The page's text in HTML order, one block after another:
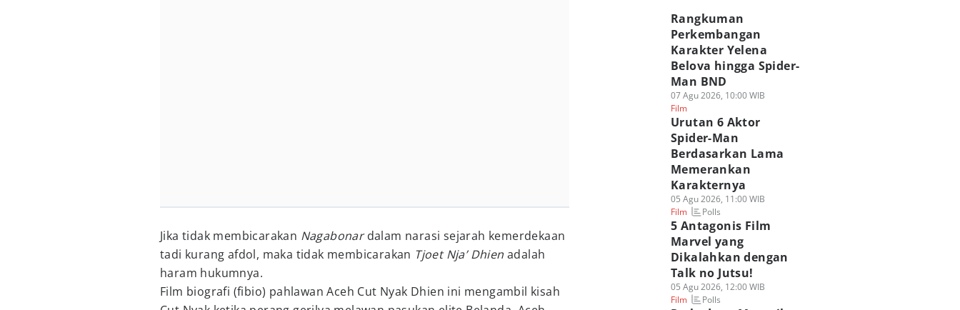
Jika tidak membicarakan Nagabonardalam narasi sejarah kemerdekaan
tadi kurang afdol, maka tidak membicarakan Tjoet Nja’ Dhien adalah
haram hukumnya.
Film biografi (fibio) pahlawan Aceh Cut Nyak Dhien ini mengambil kisah
Rangkuman
Perkembangan
Karakter Yelena
Belova hingga Spider-
Man BND
07 Agu 2026, 10:00 WIB
Film
Urutan 6 Aktor
Spider-Man
Berdasarkan Lama
Memerankan
Karakternya
05 Agu 2026, 11:00 WIB
Film
Polls
5 Antagonis Film
Marvel yang
Dikalahkan dengan
Talk no Jutsu!
05 Agu 2026, 12:00 WIB
Film
Polls